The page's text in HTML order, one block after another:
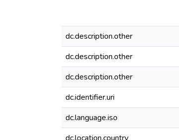
dc.description.other
dc.description.other
dc.description.other
dc.identifier.uri
dc.language.iso